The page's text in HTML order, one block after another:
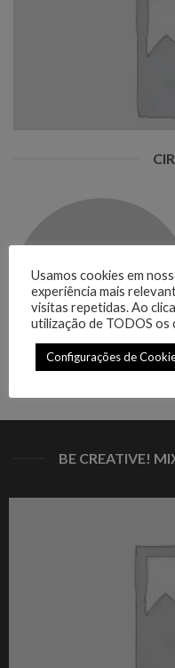
BAGS
BE CREATIVE!
Usamos cookies em
experiência mais
visitas repetidas. Ao
utilização de TODOS os
Configurações de